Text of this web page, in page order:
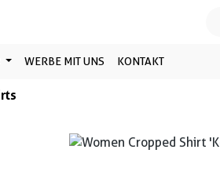
WERBE MIT UNS KONTAKT